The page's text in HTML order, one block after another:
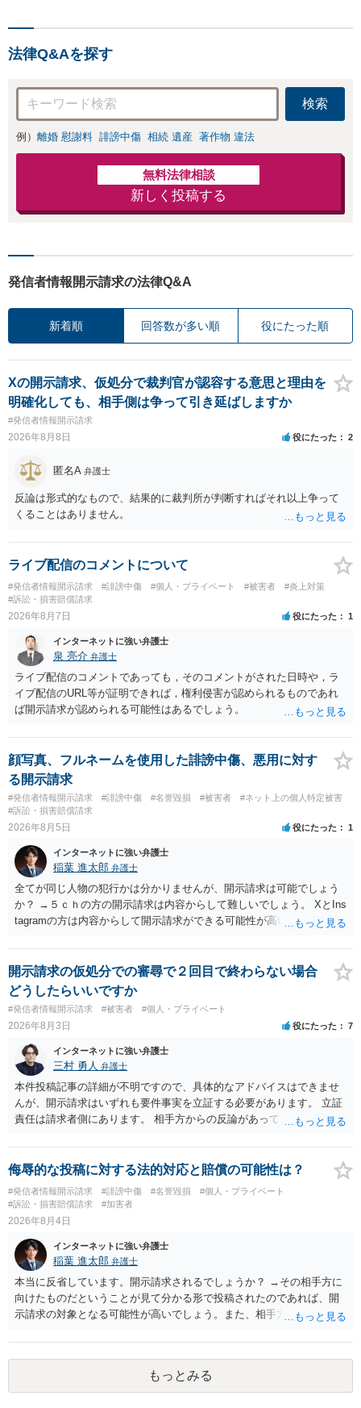
法律Q&Aを探す
検索
例） 離婚 慰謝料 誹謗中傷 相続 遺産 著作物 違法
無料法律相談
新しく投稿する
発信者情報開示請求の法律Q&A
新着順 回答数が多い順 役にたった順
Xの開示請求、仮処分で裁判官が認容する意思と理由を
明確化しても、相手側は争って引き延ばしますか
#発信者情報開示請求
2026年8月8日 役にたった 2
匿名A 弁護士
反論は形式的なもので、結果的に裁判所が判断すればそれ以上争って
くることはありません。
ライブ配信のコメントについて
#発信者情報開示請求 #誹謗中傷 #個人・プライベート #被害者
#炎上対策
#訴訟・損害賠償請求
2026年8月7日 役にたった 1
インターネットに強い弁護士
泉 亮介 弁護士
ライブ配信のコメントであっても，そのコメントがされた日時や，ラ
イブ配信のURL等が証明できれば，権利侵害が認められるものであれ
ば開示請求が認められる可能性はあるでしょう。
顔写真、フルネームを使用した誹謗中傷、悪用に対す
る開示請求
#発信者情報開示請求 #誹謗中傷 #名誉毀損 #被害者
#ネット上の個人特定被害
#訴訟・損害賠償請求
2026年8月5日 役にたった 1
インターネットに強い弁護士
稲葉 進太郎 弁護士
全てが同じ人物の犯行かは分かりませんが、開示請求は可能でしょう
か？ →５ｃｈの方の開示請求は内容からして難しいでしょう。 XとIns
tagramの方は内容からして開示請求ができる可能性が高いでしょう。
いでしょう。７月中にアカウントが削除されている場合、今から進め
ても失敗する可能性が高いように思われます。 相手を特定できた場
合、相手に全ての弁護士費用を負担させることは可能でしょうか？ →
訴訟外の交渉で相手方が認めれば負担させることができるでしょう。
訴訟で判決となった場合は、実際の弁護士費用が認められる場合と認
められない場合があり何ともいえないところでしょう。
開示請求の仮処分での審尋で２回目で終わらない場合
どうしたらいいですか
#発信者情報開示請求 #被害者 #個人・プライベート
2026年8月3日 役にたった 7
インターネットに強い弁護士
三村 勇人 弁護士
本件投稿記事の詳細が不明ですので、具体的なアドバイスはできませ
んが、開示請求はいずれも要件事実を立証する必要があります。 立証
責任は請求者側にあります。 相手方からの反論があっても、裁判官が
方が口頭で反論したのは、仮処分は迅速性が要求されるためです。 書
面での反論となれば、より遅延する可能性がございます。 また、本件
はXのため、APのIPアドレスの保存期間の問題もございます。 開示請
求は法律知識が不可欠ですが、それだけでは足りず、実務を踏まえた
方法を選択することが重要です。
侮辱的な投稿に対する法的対応と賠償の可能性は？
#発信者情報開示請求 #誹謗中傷 #名誉毀損
#個人・プライベート
#訴訟・損害賠償請求
#加害者
2026年8月4日
インターネットに強い弁護士
稲葉 進太郎 弁護士
本当に反省しています。開示請求されるでしょうか？ →その相手方に
向けたものだということが見て分かる形で投稿されたのであれば、開
示請求の対象となる可能性が高いでしょう。また、相手方の投稿した
と存じます。発信者情報開示請求が進むと、投稿に使った回線の契約
者のところに、意見照会がなされます。アカウント情報開示の場合
は、アカウントの登録メールに意見照会がなされます。 また、された
場合賠償金はいくらでしょうか。 →ケースバイケースであり、数万円
もっとみる